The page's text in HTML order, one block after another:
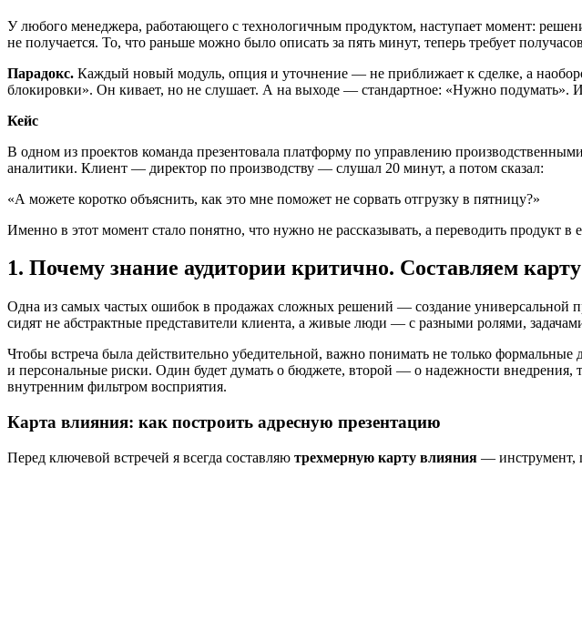
У любого менеджера, работающего с технологичным продуктом, наступает момент:
не получается. То, что раньше можно было описать за пять минут, теперь требует
Парадокс. Каждый новый модуль, опция и уточнение — не приближает к сделке, а
блокировки». Он кивает, но не слушает. А на выходе — стандартное: «Нужно подумать».
Кейс
В одном из проектов команда презентовала платформу по управлению
аналитики. Клиент — директор по производству — слушал 20 минут, а потом сказал:
«А можете коротко объяснить, как это мне поможет не сорвать отгрузку в пятницу?»
Именно в этот момент стало понятно, что нужно не рассказывать, а переводить продукт в
1. Почему знание аудитории критично. Составляем
Одна из самых частых ошибок в продажах сложных решений — создание универсальной
сидят не абстрактные представители клиента, а живые люди — с разными ролями,
Чтобы встреча была действительно убедительной, важно понимать не только
и персональные риски. Один будет думать о бюджете, второй — о надежности
внутренним фильтром восприятия.
Карта влияния: как построить адресную презентацию
Перед ключевой встречей я всегда составляю трехмерную карту влияния — инструмент,